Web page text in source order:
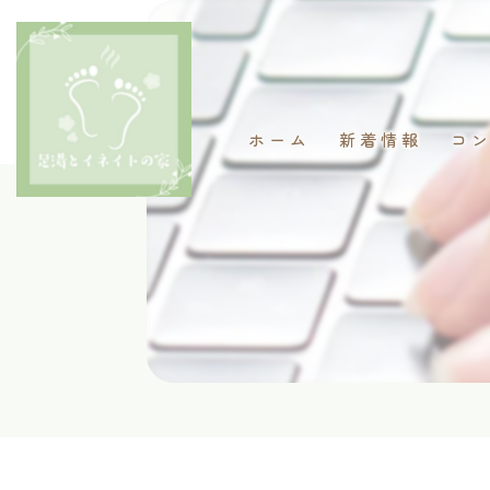
ホーム 新着情報 コ